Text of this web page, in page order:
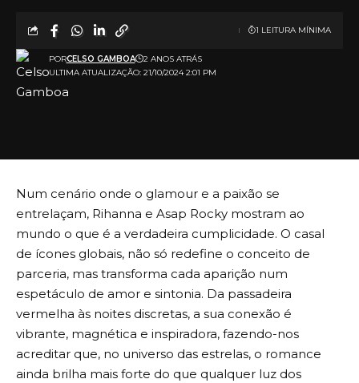
ULTIMA ATUALIZAÇÃO: 21/10/2024 2:01 PM
PORCELSO GAMBOA 2 ANOS ATRÁS
1 LEITURA MÍNIMA
Num cenário onde o glamour e a paixão se
entrelaçam, Rihanna e Asap Rocky mostram ao
mundo o que é a verdadeira cumplicidade. O casal
de ícones globais, não só redefine o conceito de
parceria, mas transforma cada aparição num
espetáculo de amor e sintonia. Da passadeira
vermelha às noites discretas, a sua conexão é
vibrante, magnética e inspiradora, fazendo-nos
acreditar que, no universo das estrelas, o romance
ainda brilha mais forte do que qualquer luz dos